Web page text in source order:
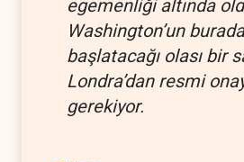
egemenliği altında
Washington’un
başlatacağı olası bir
Londra’dan resmi
gerekiyor.